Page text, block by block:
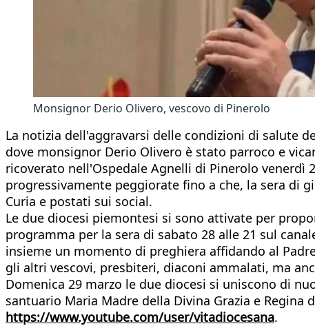
Monsignor Derio Olivero, vescovo di Pinerolo
La notizia dell'aggravarsi delle condizioni di salute
dove monsignor Derio Olivero è stato parroco e
ricoverato nell'Ospedale Agnelli di Pinerolo
progressivamente peggiorate fino a che, la sera di
Curia e postati sui social.
Le due diocesi piemontesi si sono attivate per
programma per la sera di sabato 28 alle 21 sul
insieme un momento di preghiera affidando al
gli altri vescovi, presbiteri, diaconi ammalati, ma
Domenica 29 marzo le due diocesi si uniscono di
santuario Maria Madre della Divina Grazia e Regina
https://www.youtube.com/user/vitadiocesana.